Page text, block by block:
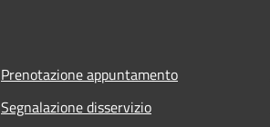
Prenotazione appuntamento
Segnalazione disservizio